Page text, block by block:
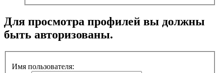
Для просмотра профилей вы должны
быть авторизованы.
Имя пользователя: